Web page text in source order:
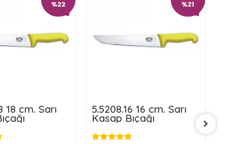
%22
18 cm. Sarı
%21
5.5208.16 16 cm. Sarı
Kasap Bıçağı